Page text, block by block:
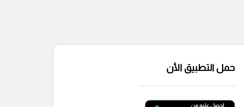
حمل التطبيق الأن